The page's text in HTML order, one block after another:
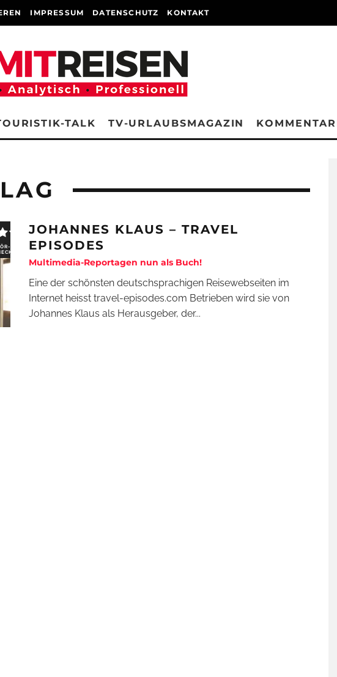
IMPRESSUM DATENSCHUTZ KONTAKT
TALK TV-URLAUBSMAGAZIN
JOHANNES KLAUS – TRAVEL
EPISODES
Multimedia-Reportagen nun als Buch!
Eine der schönsten deutschsprachigen Reisewebseiten im
Internet heisst travel-episodes.com Betrieben wird sie von
Johannes Klaus als Herausgeber, der...